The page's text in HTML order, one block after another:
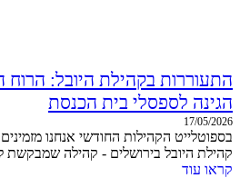
התעוררות בקהילת היובל: הרוח
הגינה לספסלי בית הכנסת
17/05/2026
בספוטלייט הקהילות החודשי אנחנו
קהילת היובל בירושלים - קהילה שמבקשת
קראו עוד